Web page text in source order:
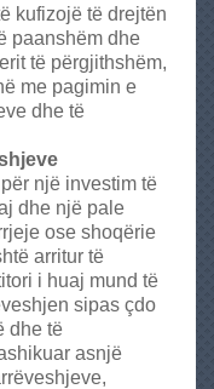
kufizojë të drejtën
paanshëm dhe
të përgjithshëm,
me pagimin e
dhe të
një investim të
dhe një pale
ose shoqërie
arritur të
i huaj mund të
sipas çdo
dhe të
asnjë